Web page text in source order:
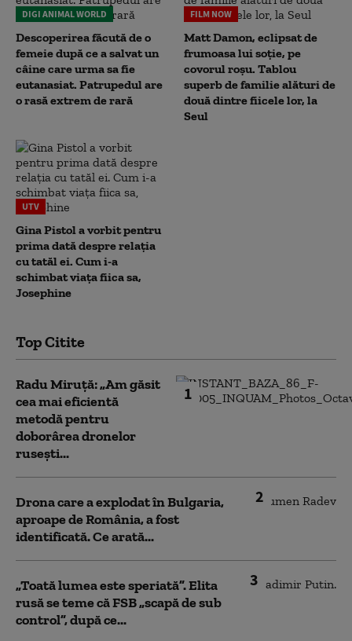
DIGI ANIMAL WORLD
Descoperirea făcută de o
femeie după ce a salvat un
câine care urma sa fie
eutanasiat. Patrupedul are
o rasă extrem de rară
FILM NOW
Matt Damon, eclipsat de
frumoasa lui soție, pe
covorul roșu. Tablou
superb de familie alături de
două dintre fiicele lor, la
Seul
UTV
Gina Pistol a vorbit pentru
prima dată despre relația
cu tatăl ei. Cum i-a
schimbat viața fiica sa,
Josephine
Top Citite
1
Radu Miruță: „Am găsit
cea mai eficientă
metodă pentru
doborârea dronelor
rusești...
2
Drona care a explodat în Bulgaria,
aproape de România, a fost
identificată. Ce arată...
3
„Toată lumea este speriată”. Elita
rusă se teme că FSB „scapă de sub
control”, după ce...